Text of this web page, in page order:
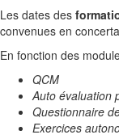
Les dates des
convenues en
En fonction des
QCM
Auto évaluation
Questionnaire
Exercices